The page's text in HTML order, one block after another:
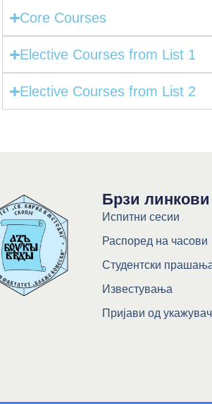
Core Courses
Elective Courses from List 1
Elective Courses from List 2
Брзи линкови
Испитни сесии
Распоред на часови
Студентски
Известувања
Пријави од